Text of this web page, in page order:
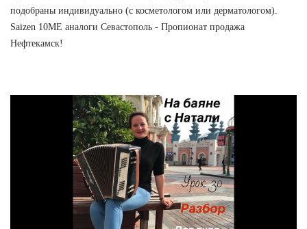
подобраны индивидуально (с косметологом или дерматологом).
Saizen 10ME аналоги Севастополь - Пропионат продажа
Нефтекамск!